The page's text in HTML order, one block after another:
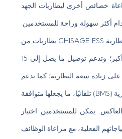
أخرى لبطاريات الجهد
سهولة وراحة للمستخدمين.
على سبيل المثال، تستخدم بطارية CHISAGE ESS بطاريات من
الفئة A ذات سعة استخدام أكبر؛ وتدعم توصيل ما يصل إلى 15
سعة البطارية؛ كما تدعم
ضبط عنوان نظام إدارة البطارية (BMS) تلقائيًا، ما يجعلها متوافقة
للمستخدمين اختيار
الفعلية، مع مراعاة الوظائف